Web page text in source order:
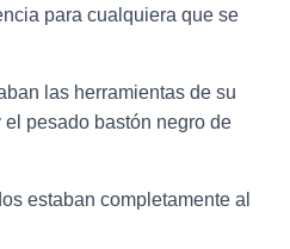
para cualquiera que se
las herramientas de su
pesado bastón negro de
estaban completamente al